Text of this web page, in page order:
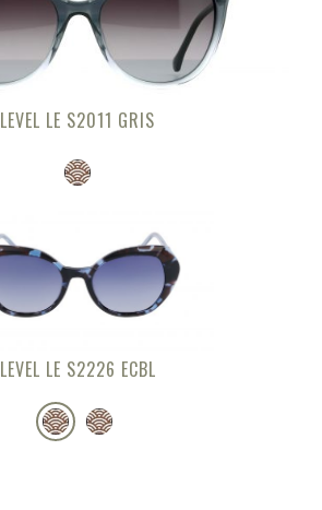
LEVEL LE S2011 GRIS
LEVEL LE S2226 ECBL